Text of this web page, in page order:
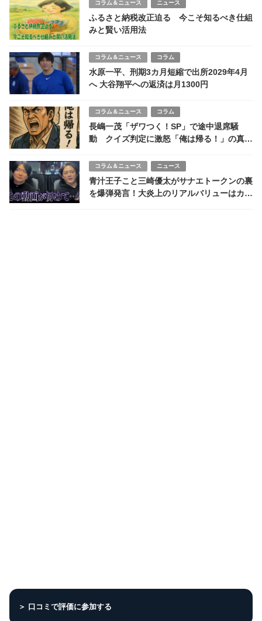
コラム＆ニュース ニュース
ふるさと納税改正迫る 今こそ知るべき仕組
みと賢い活用法
コラム＆ニュース コラム
水原一平、刑期3カ月短縮で出所2029年4月
へ 大谷翔平への返済は月1300円
コラム＆ニュース コラム
長嶋一茂「ザワつく！SP」で途中退席騒
動 クイズ判定に激怒「俺は帰る！」の真相
コラム＆ニュース ニュース
青汁王子こと三崎優太がサナエトークンの裏
を爆弾発言！大炎上のリアルバリューはカル
＞ 口コミで評価に参加する